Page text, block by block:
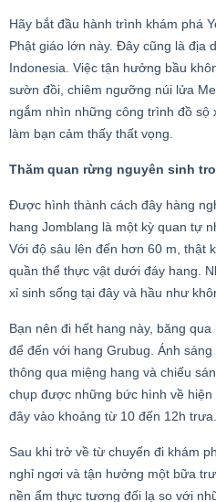
Hãy bắt đầu hành trình khám phá
Phật giáo lớn này. Đây cũng là địa
Indonesia. Việc tận hưởng bầu
sườn đồi, chiêm ngưỡng núi lửa
ngắm nhìn những công trình đồ sộ
làm bạn cảm thấy thất vọng.
Thăm quan rừng nguyên sinh
Được hình thành cách đây hàng
hang Jomblang là một kỳ quan tự
Với độ sâu lên đến hơn 60 m, thật
quần thể thực vật dưới đáy hang.
xỉ sinh sống tại đây và hầu như
Bạn nên đi hết hang này, băng
để đến với hang Grubug. Ánh
thông qua miệng hang và chiếu
chụp được những bức hình về
đây vào khoảng từ 10 đến 12h trưa.
Sau khi trở về từ chuyến đi khám
nghỉ ngơi và tận hưởng một bữa
nền ẩm thực tương đối lạ so với